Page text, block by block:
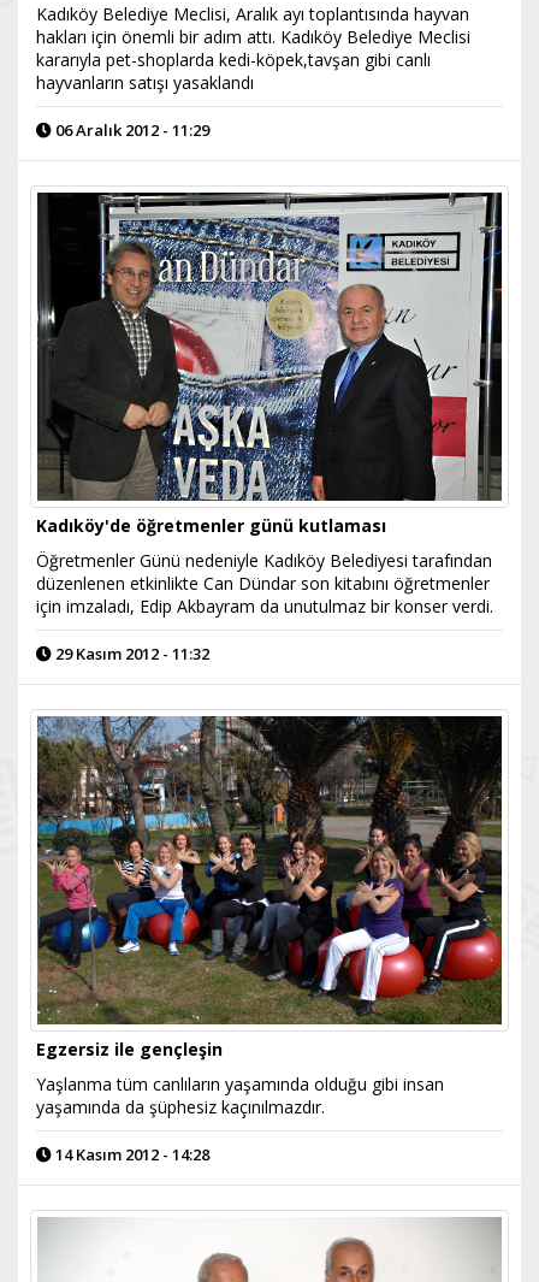
Kadıköy Belediye Meclisi, Aralık ayı toplantısında hayvan
hakları için önemli bir adım attı. Kadıköy Belediye Meclisi
kararıyla pet-shoplarda kedi-köpek,tavşan gibi canlı
hayvanların satışı yasaklandı
06 Aralık 2012 - 11:29
Kadıköy'de öğretmenler günü kutlaması
Öğretmenler Günü nedeniyle Kadıköy Belediyesi tarafından
düzenlenen etkinlikte Can Dündar son kitabını öğretmenler
için imzaladı, Edip Akbayram da unutulmaz bir konser verdi.
29 Kasım 2012 - 11:32
Egzersiz ile gençleşin
Yaşlanma tüm canlıların yaşamında olduğu gibi insan
yaşamında da şüphesiz kaçınılmazdır.
14 Kasım 2012 - 14:28